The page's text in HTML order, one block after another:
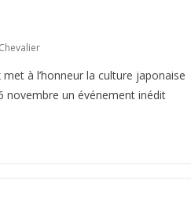
à l’honneur la culture japonaise
novembre un événement inédit